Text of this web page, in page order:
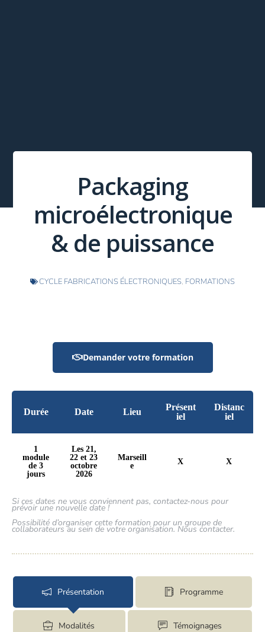
Packaging
microélectronique
& de puissance
CYCLE FABRICATIONS ÉLECTRONIQUES, FORMATIONS
Demander votre formation
Durée Date Lieu
Présent
iel
Distanc
iel
1
module
de 3
jours
Les 21,
22 et 23
octobre
2026
Marseill
e
X X
Si ces dates ne vous conviennent pas, contactez-nous pour
prévoir une nouvelle date !
Possibilité d’organiser cette formation pour un groupe de
collaborateurs au sein de votre organisation. Nous contacter.
Présentation Programme
Modalités Témoignages